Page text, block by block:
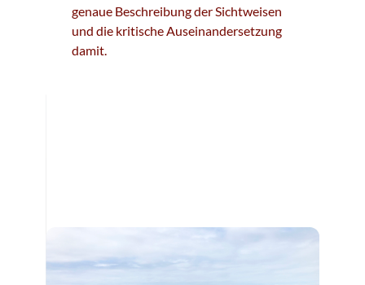
genaue Beschreibung der Sichtweisen
und die kritische Auseinandersetzung
damit.